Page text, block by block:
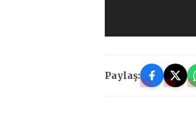
Paylaş: